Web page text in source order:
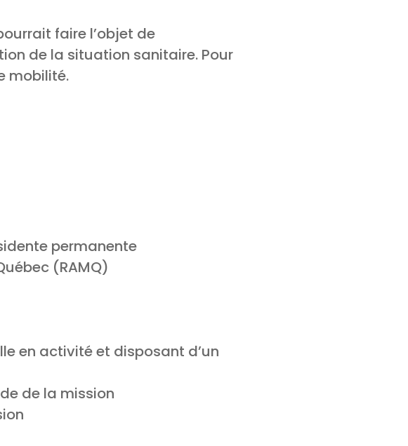
faire l’objet de
de la situation sanitaire. Pour
mobilité.
permanente
(RAMQ)
en activité et disposant d’un
de la mission